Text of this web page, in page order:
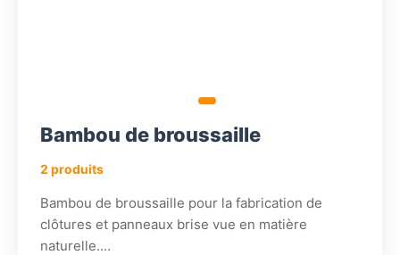
Bambou de broussaille
2 produits
Bambou de broussaille pour la fabrication de
clôtures et panneaux brise vue en matière
naturelle.…